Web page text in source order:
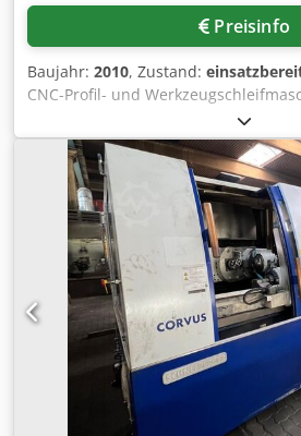
Angaben übernehmen wir keine
Preisinfo
Baujahr: 2010, Zustand:
CNC-Profil- und
inklusive Roboterzelle, KSS-
steht zur Verfügung. Verfahrweg X/Y/
420mm/310mm/340mm,
6000U/min, Spindelaufnahme:
Werkzeugplätze: 10.
2500mm/2500mm/2200mm,
Steuerung: Fanuc 160i-MB,
4, Betriebsstunden: ca. 31893h.
vorhanden. Eine Besichtigung vor
Nblspfx Al Toa